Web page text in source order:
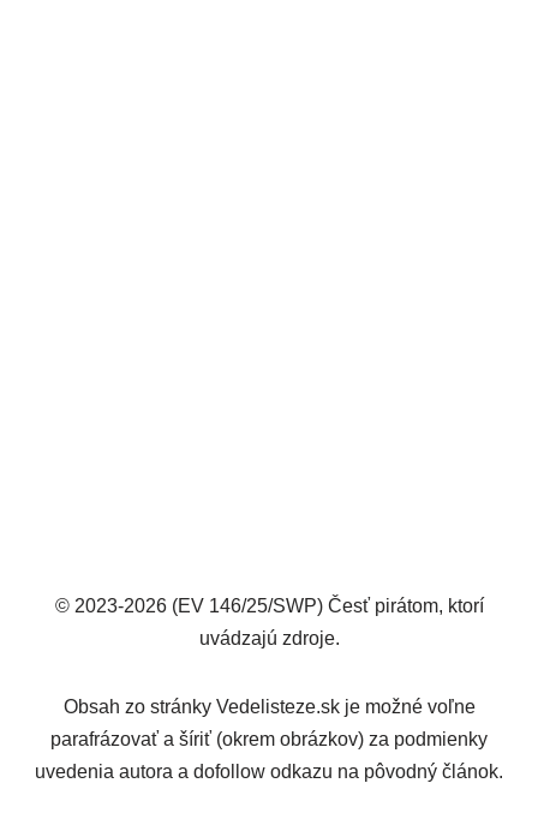
© 2023-2026 (EV 146/25/SWP) Česť pirátom, ktorí
uvádzajú zdroje.
Obsah zo stránky Vedelisteze.sk je možné voľne
parafrázovať a šíriť (okrem obrázkov) za podmienky
uvedenia autora a dofollow odkazu na pôvodný článok.